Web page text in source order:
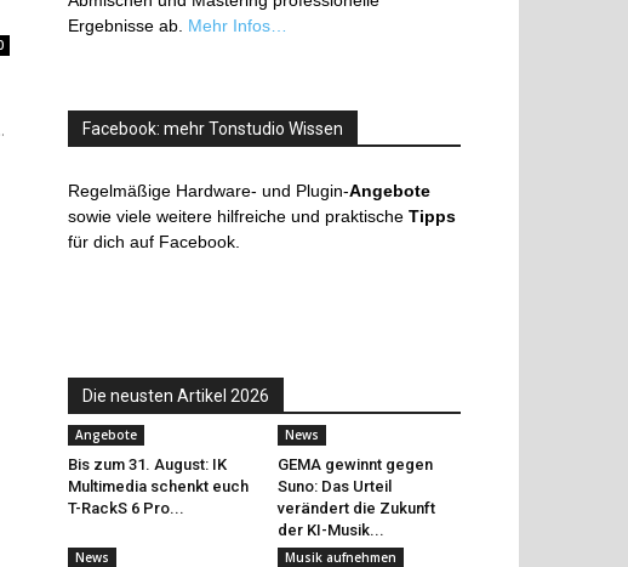
Ergebnisse ab. Mehr Infos…
Facebook: mehr Tonstudio Wissen
Regelmäßige Hardware- und Plugin-Angebote
sowie viele weitere hilfreiche und praktische Tipps
für dich auf Facebook.
Die neusten Artikel 2026
Angebote
Bis zum 31. August: IK
Multimedia schenkt euch
T-RackS 6 Pro...
News
GEMA gewinnt gegen
Suno: Das Urteil
verändert die Zukunft
der KI-Musik...
News Musik aufnehmen